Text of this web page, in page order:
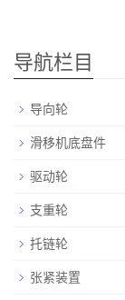
导航栏目
导向轮
滑移机底盘件
驱动轮
支重轮
托链轮
张紧装置